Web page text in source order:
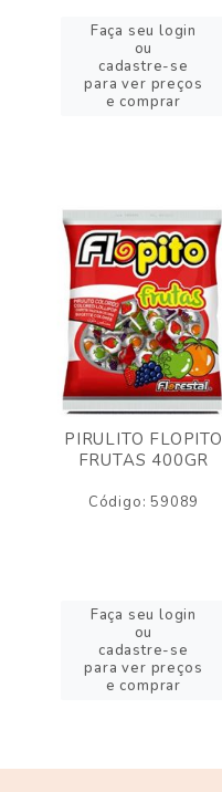
Faça seu login
ou
cadastre-se
para ver preços
e comprar
PIRULITO FLOPITO
FRUTAS 400GR
Código: 59089
Faça seu login
ou
cadastre-se
para ver preços
e comprar